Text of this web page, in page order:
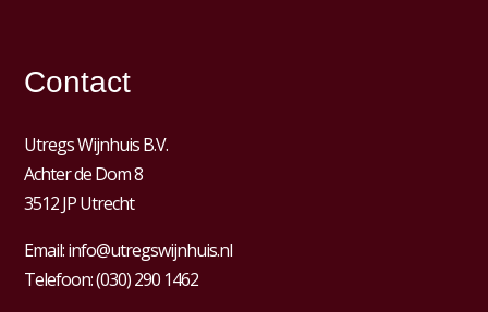
Contact
Utregs Wijnhuis B.V.
Achter de Dom 8
3512 JP Utrecht
Email:info@utregswijnhuis.nl
Telefoon:(030) 290 1462